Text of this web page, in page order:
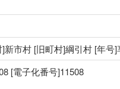
市村 [旧町村]綱引村 [年号]
[電子化番号]11508